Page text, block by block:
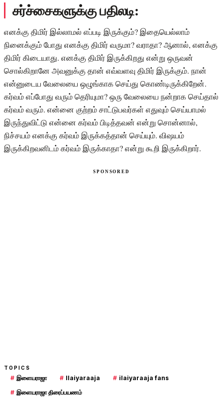
சர்ச்சைகளுக்கு பதிலடி:
எனக்கு திமிர் இல்லாமல் எப்படி இருக்கும்? இதையெல்லாம்
நினைக்கும் போது எனக்கு திமிர் வருமா? வராதா? ஆனால், எனக்கு
திமிர் கிடையாது. எனக்கு திமிர் இருக்கிறது என்று ஒருவன்
சொல்கிறானே அவனுக்கு தான் எவ்வளவு திமிர் இருக்கும். நான்
என்னுடைய வேலையை ஒழுங்காக செய்து கொண்டிருக்கிறேன்.
கர்வம் எப்போது வரும் தெரியுமா? ஒரு வேலையை நன்றாக செய்தால்
கர்வம் வரும். என்னை குற்றம் சாட்டுபவர்கள் எதுவும் செய்யாமல்
இருந்துவிட்டு என்னை கர்வம் பிடித்தவன் என்று சொன்னால்,
நிச்சயம் எனக்கு கர்வம் இருக்கத்தான் செய்யும். விஷயம்
இருக்கிறவனிடம் கர்வம் இருக்காதா? என்று கூறி இருக்கிறார்.
TOPICS
# இளையராஜா # Ilaiyaraaja # ilaiyaraaja fans
# இளையராஜா திரைப்பயணம்